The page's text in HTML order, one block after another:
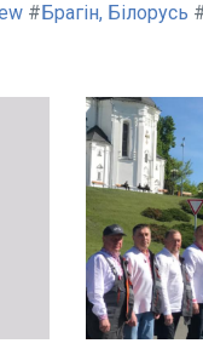
#Брагін, Білорусь